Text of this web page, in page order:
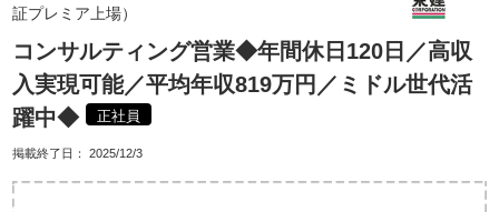
証プレミア上場）
コンサルティング営業◆年間休日120日／高収
入実現可能／平均年収819万円／ミドル世代活
躍中◆
正社員
掲載終了日： 2025/12/3